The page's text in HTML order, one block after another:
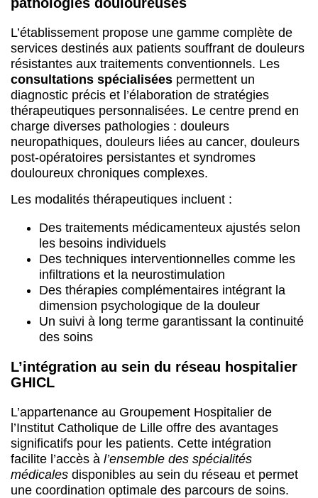
L’établissement propose une gamme complète de
services destinés aux patients souffrant de douleurs
résistantes aux traitements conventionnels. Les
consultations spécialisées permettent un
diagnostic précis et l’élaboration de stratégies
thérapeutiques personnalisées. Le centre prend en
charge diverses pathologies : douleurs
neuropathiques, douleurs liées au cancer, douleurs
post-opératoires persistantes et syndromes
douloureux chroniques complexes.
Les modalités thérapeutiques incluent :
Des traitements médicamenteux ajustés selon
les besoins individuels
Des techniques interventionnelles comme les
infiltrations et la neurostimulation
Des thérapies complémentaires intégrant la
dimension psychologique de la douleur
Un suivi à long terme garantissant la continuité
des soins
L’intégration au sein du réseau hospitalier
GHICL
L’appartenance au Groupement Hospitalier de
l’Institut Catholique de Lille offre des avantages
significatifs pour les patients. Cette intégration
facilite l’accès à l’ensemble des spécialités
médicales disponibles au sein du réseau et permet
une coordination optimale des parcours de soins.